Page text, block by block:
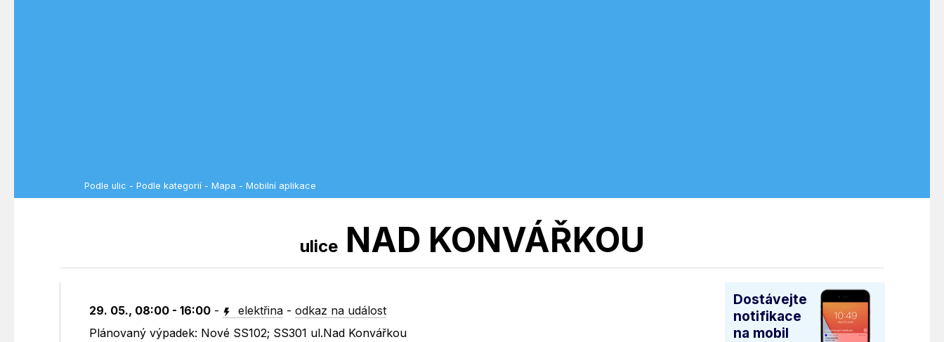
Podle ulic - Podle kategorií - Mapa - Mobilní aplikace
uliceNAD KONVÁŘKOU
29. 05., 08:00 - 16:00 - elektřina -odkaz na událost
Plánovaný výpadek: Nové SS102; SS301 ul.Nad Konvářkou
Dostávejte
notifikace
na mobil